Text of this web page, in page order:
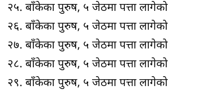
२५. बाँकेका पुरुष, ५ जेठमा पत्ता लागेको
२६. बाँकेका पुरुष, ५ जेठमा पत्ता लागेको
२७. बाँकेका पुरुष, ५ जेठमा पत्ता लागेको
२८. बाँकेका पुरुष, ५ जेठमा पत्ता लागेको
२९. बाँकेका पुरुष, ५ जेठमा पत्ता लागेको